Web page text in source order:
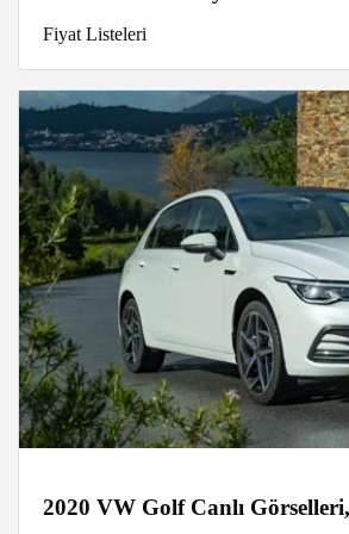
Fiyat Listeleri
2020 VW Golf Canlı